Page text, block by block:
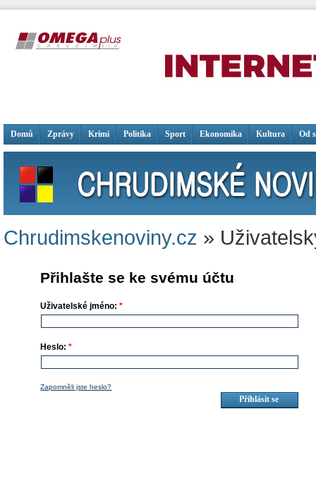
Domů Zprávy Krimi Politika Sport Ekonomika Kultura Od
Chrudimskenoviny.cz »
Přihlašte se ke svému účtu
Uživatelské jméno:*
Heslo:*
Zapomněli jste heslo?